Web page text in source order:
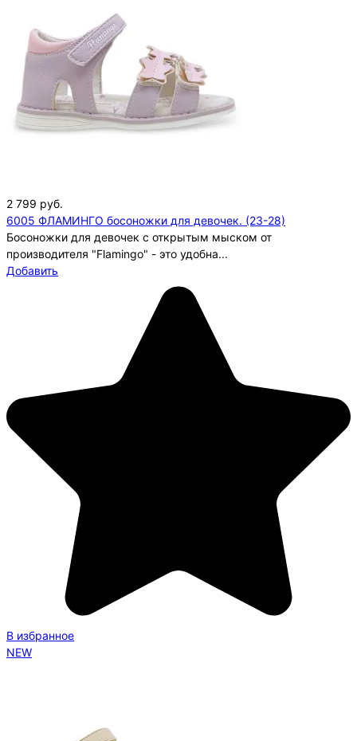
2 799 руб.
6005 ФЛАМИНГО босоножки для девочек. (23-28)
Босоножки для девочек с открытым мыском от
производителя "Flamingo" - это удобна...
Добавить
В избранное
NEW